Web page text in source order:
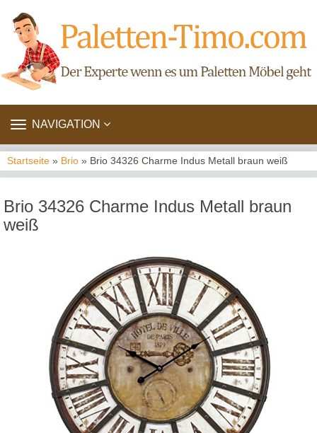
TOGGLE
NAVIGATION
Startseite » Brio » Brio 34326 Charme Indus Metall braun weiß
Brio 34326 Charme Indus Metall braun
weiß